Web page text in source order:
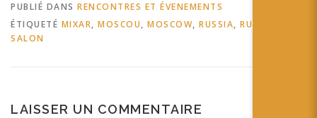
PUBLIÉ DANS RENCONTRES ET ÉVENEMENTS
ÉTIQUETÉ MIXAR, MOSCOU, MOSCOW, RUSSIA, RUSSIE
SALON
LAISSER UN COMMENTAIRE